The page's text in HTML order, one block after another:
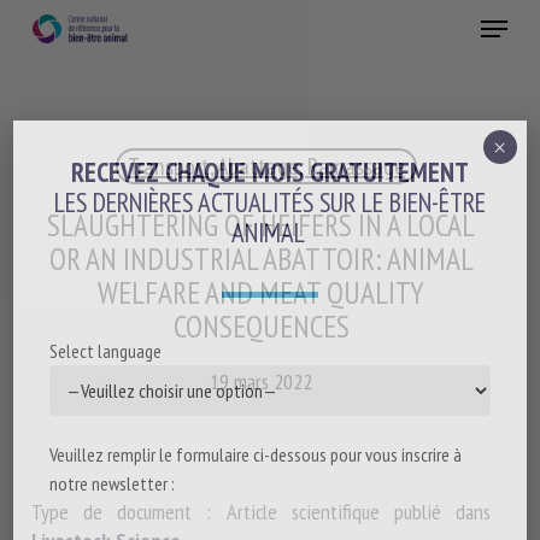
Menu
Transport, Abattage, Ramassage
SLAUGHTERING OF HEIFERS IN A LOCAL
OR AN INDUSTRIAL ABATTOIR: ANIMAL
WELFARE AND MEAT QUALITY
CONSEQUENCES
19 mars 2022
Type de document : Article scientifique publié dans
RECEVEZ CHAQUE MOIS GRATUITEMENT
LES DERNIÈRES ACTUALITÉS SUR LE BIEN-ÊTRE
ANIMAL
Select language
Veuillez remplir le formulaire ci-dessous pour vous inscrire à
notre newsletter :
×